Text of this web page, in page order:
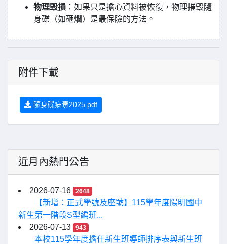
物理毀損 ：如果只是擔心資料被恢復，物理摧毀隨
身碟（如砸爛）是最保險的方法。
附件下載
隨身碟病毒2025.pdf
近月內熱門公告
2026-07-16 2648
【新增：正式學號及座號】115學年度陽明國中
新生第一階段S型編班...
2026-07-13
943
本校115學年度擔任新生班導師排序表與新生班